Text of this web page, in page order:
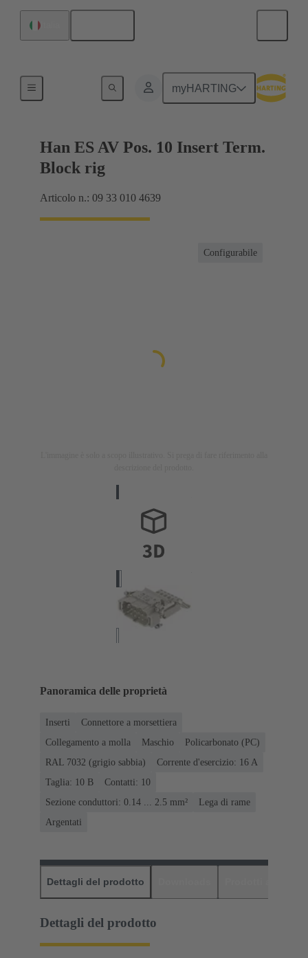
myHARTING
Connettore a morsettiera
Han ES AV Pos. 10 Insert Term.
Block rig
Articolo n.: 09 33 010 4639
Configurabile
Panoramica delle proprietà
Inserti
Connettore a morsettiera
Collegamento a molla
Maschio
Policarbonato (PC)
RAL 7032 (grigio sabbia)
Corrente d'esercizio: ‌16 A
Taglia: 10 B
Contatti: 10
Sezione conduttori: 0.14 ... 2.5 mm²
Lega di rame
Argentati
Dettagli del prodotto
Dettagli del prodotto